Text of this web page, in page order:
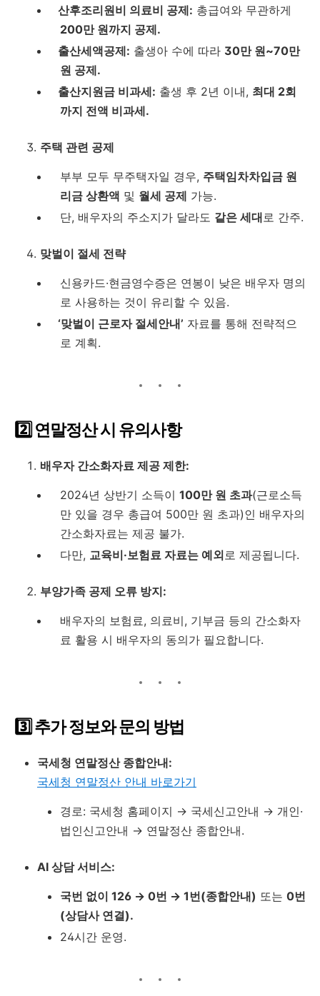
산후조리원비 의료비 공제: 총급여와 무관하게
200만 원까지 공제.
출산세액공제: 출생아 수에 따라 30만 원~70만
원 공제.
출산지원금 비과세: 출생 후 2년 이내, 최대 2회
까지 전액 비과세.
주택 관련 공제
부부 모두 무주택자일 경우, 주택임차차입금 원
리금 상환액 및 월세 공제 가능.
단, 배우자의 주소지가 달라도 같은 세대로 간주.
맞벌이 절세 전략
신용카드·현금영수증은 연봉이 낮은 배우자 명의
로 사용하는 것이 유리할 수 있음.
‘맞벌이 근로자 절세안내’ 자료를 통해 전략적으
로 계획.
2️⃣ 연말정산 시 유의사항
배우자 간소화자료 제공 제한:
2024년 상반기 소득이 100만 원 초과(근로소득
만 있을 경우 총급여 500만 원 초과)인 배우자의
간소화자료는 제공 불가.
다만, 교육비·보험료 자료는 예외로 제공됩니다.
부양가족 공제 오류 방지:
배우자의 보험료, 의료비, 기부금 등의 간소화자
료 활용 시 배우자의 동의가 필요합니다.
3️⃣ 추가 정보와 문의 방법
국세청 연말정산 종합안내:
국세청 연말정산 안내 바로가기
경로: 국세청 홈페이지 → 국세신고안내 → 개인·
법인신고안내 → 연말정산 종합안내.
AI 상담 서비스:
국번 없이 126 → 0번 → 1번(종합안내) 또는 0번
(상담사 연결).
24시간 운영.